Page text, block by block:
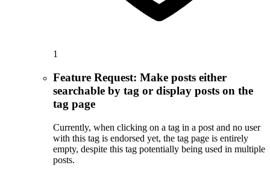
1
Feature Request: Make posts either
searchable by tag or display posts on the
tag page
Currently, when clicking on a tag in a post and no user
with this tag is endorsed yet, the tag page is entirely
empty, despite this tag potentially being used in multiple
posts.